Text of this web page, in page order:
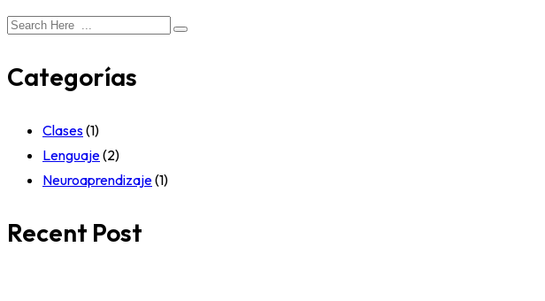
Categorías
Clases(1)
Lenguaje(2)
Neuroaprendizaje(1)
Recent Post